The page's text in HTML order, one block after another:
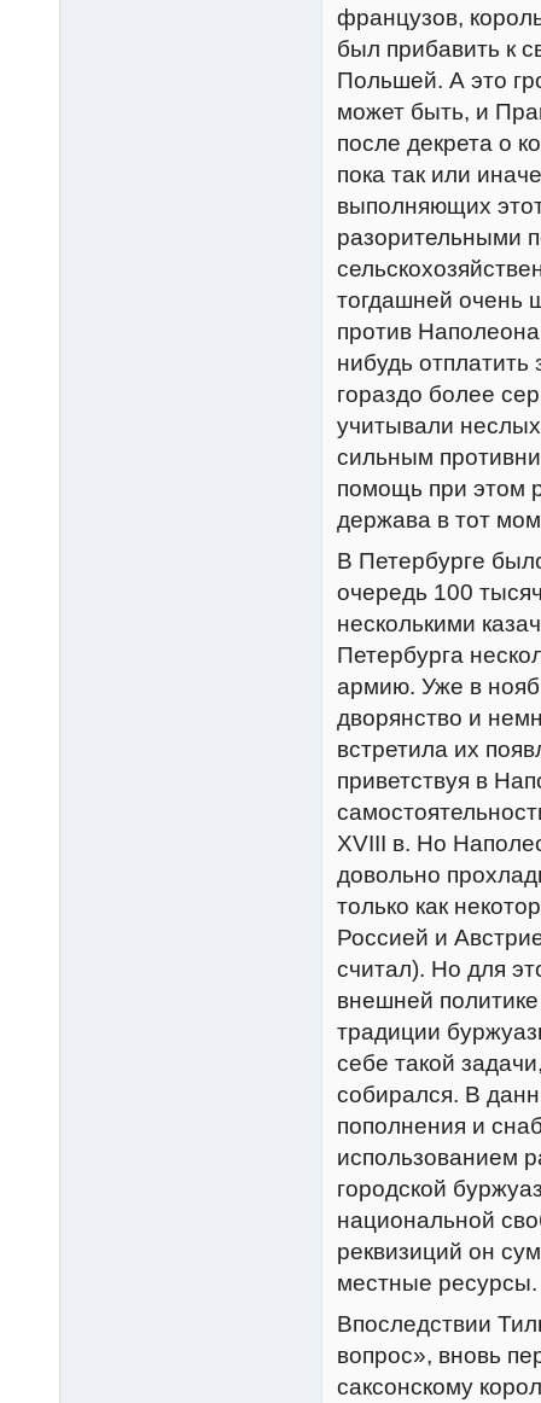
французов,
был прибавить к
Польшей. А это
может быть, и
после декрета о
пока так или
выполняющих
разорительными
тогдашней очень
против
нибудь отплатить
гораздо более
учитывали
сильным
помощь при этом
держава в тот
В Петербурге
очередь 100
несколькими
Петербурга
армию. Уже в
дворянство и
встретила их
приветствуя в
XVIII в. Но
довольно
только как
Россией и
считал). Но для
внешней
традиции
себе такой
собирался. В
пополнения и
использованием
городской
национальной
реквизиций он
местные ресурсы.
Впоследствии
вопрос», вновь
саксонскому